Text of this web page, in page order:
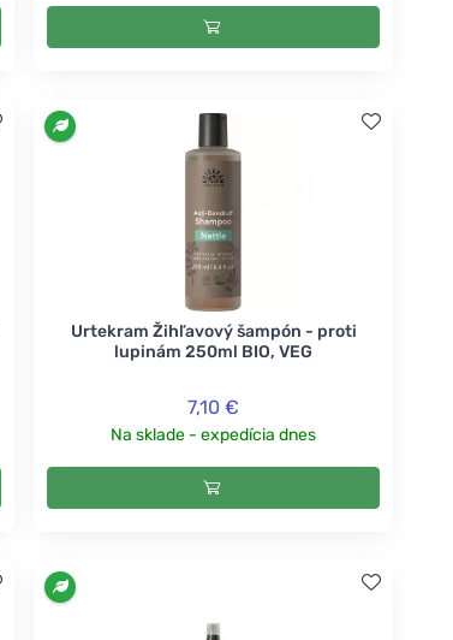
Urtekram Žihľavový šampón - proti
lupinám 250ml BIO, VEG
7,10 €
Na sklade - expedícia dnes